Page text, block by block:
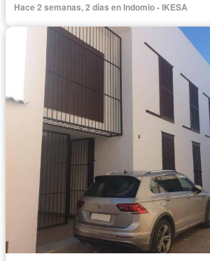
Hace 2 semanas, 2 días en Indomio - IKESA